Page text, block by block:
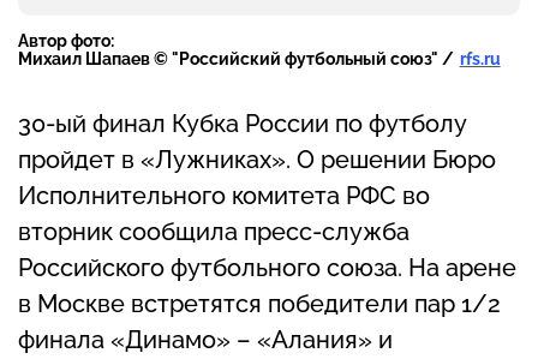
Автор фото:
Михаил Шапаев © "Российский футбольный союз" / rfs.ru
30-ый финал Кубка России по футболу
пройдет в «Лужниках». О решении Бюро
Исполнительного комитета РФС во
вторник сообщила пресс-служба
Российского футбольного союза. На арене
в Москве встретятся победители пар 1/2
финала «Динамо» – «Алания» и